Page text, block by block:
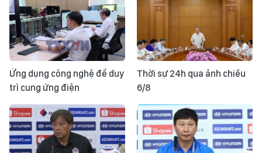
Ứng dụng công nghệ để duy
trì cung ứng điện
Thời sự 24h qua ảnh chiều
6/8